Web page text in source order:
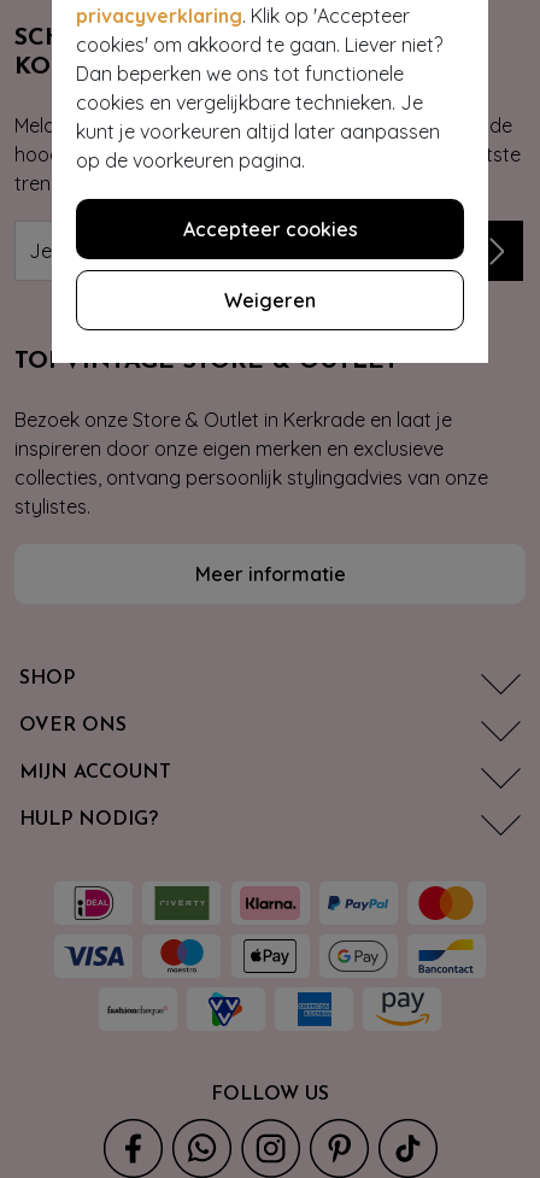
privacyverklaring. Klik op 'Accepteer
cookies' om akkoord te gaan. Liever niet?
Dan beperken we ons tot functionele
cookies en vergelijkbare technieken. Je
kunt je voorkeuren altijd later aanpassen
op de voorkeuren pagina.
Accepteer cookies
Weigeren
SCHRIJF JE NU IN & ONTVANG 10%
KORTING
Meld je aan voor onze nieuwsbrief. Zo ben je altijd op de
hoogte van onze nieuwste & exclusieve collecties, laatste
trends, kortingsacties en giveaways.
TOPVINTAGE STORE & OUTLET
Bezoek onze Store & Outlet in Kerkrade en laat je
inspireren door onze eigen merken en exclusieve
collecties, ontvang persoonlijk stylingadvies van onze
stylistes.
Meer informatie
SHOP
OVER ONS
MIJN ACCOUNT
HULP NODIG?
FOLLOW US